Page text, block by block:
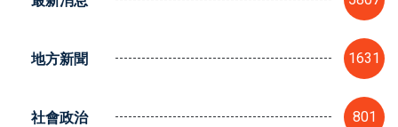
地方新聞 1631
社會政治 801